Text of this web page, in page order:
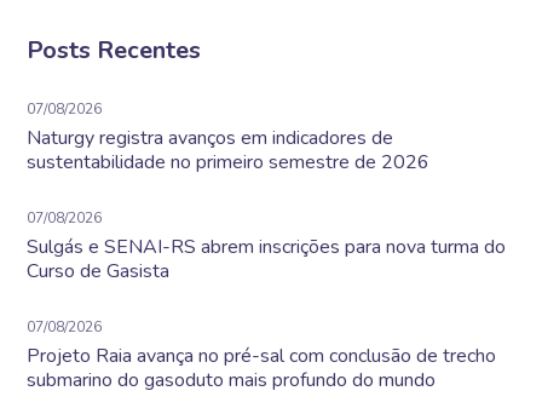
Posts Recentes
07/08/2026
Naturgy registra avanços em indicadores de
sustentabilidade no primeiro semestre de 2026
07/08/2026
Sulgás e SENAI-RS abrem inscrições para nova turma do
Curso de Gasista
07/08/2026
Projeto Raia avança no pré-sal com conclusão de trecho
submarino do gasoduto mais profundo do mundo